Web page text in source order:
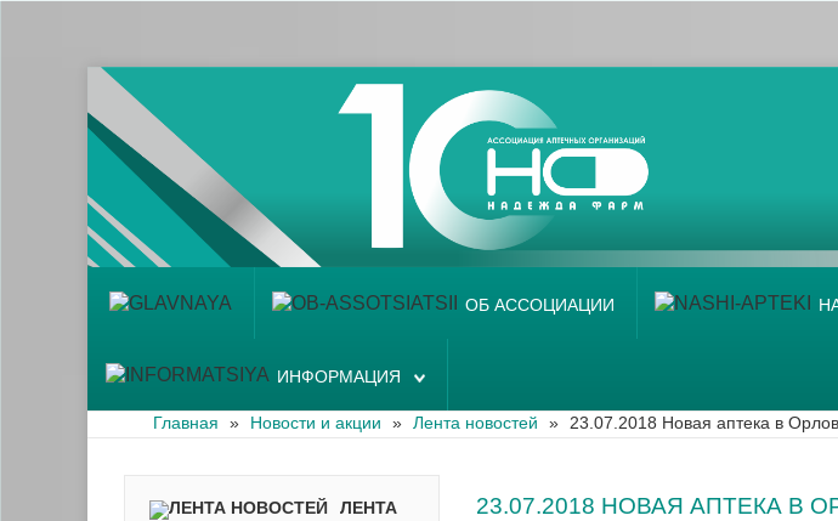
Об ассоциации
Наши аптеки
Новости и акции
Информация
ОБ АССОЦИАЦИИ
ИНФОРМАЦИЯ
Главная » Новости и акции » Лента новостей » 23.07.2018 Новая аптека в
23.07.2018 НОВАЯ АПТЕКА В
ЛЕНТА